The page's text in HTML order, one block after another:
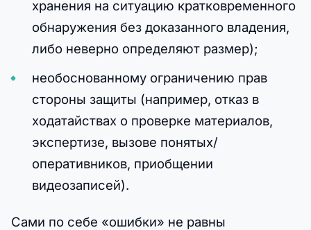
хранения на ситуацию кратковременного
обнаружения без доказанного владения,
либо неверно определяют размер);
необоснованному ограничению прав
стороны защиты (например, отказ в
ходатайствах о проверке материалов,
экспертизе, вызове понятых/
оперативников, приобщении
видеозаписей).
Сами по себе «ошибки» не равны